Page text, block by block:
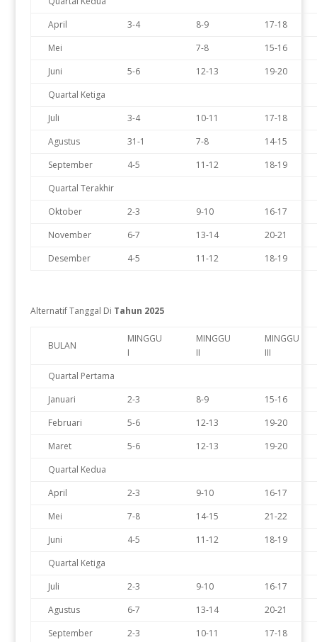
April
3-4 8-9
17-18
Mei
7-8
15-16
Juni
5-6 12-13
19-20
Quartal Ketiga
Juli
3-4 10-11
17-18
Agustus
31-1 7-8
14-15
September
4-5 11-12
18-19
Quartal Terakhir
Oktober
2-3 9-10
16-17
November
6-7 13-14
20-21
Desember
4-5 11-12 18-19
Alternatif Tanggal Di Tahun 2025
BULAN
MINGGU
I
MINGGU
II
MINGGU
III
Quartal Pertama
Januari
2-3 8-9
15-16
Februari
5-6 12-13
19-20
Maret
5-6 12-13
19-20
Quartal Kedua
April
2-3 9-10
16-17
Mei
7-8 14-15
21-22
Juni
4-5 11-12
18-19
Quartal Ketiga
Juli
2-3 9-10
16-17
Agustus
6-7 13-14
20-21
September
2-3 10-11
17-18